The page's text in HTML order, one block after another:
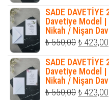
fiyat:
₺
SADE
Davetiye Model
Nikah / Nişan
₺550,00Orijinal
fiyat:
₺
₺ 423,00
SADE
Davetiye Model
Nikah / Nişan
₺550,00Orijinal
₺ 423,00